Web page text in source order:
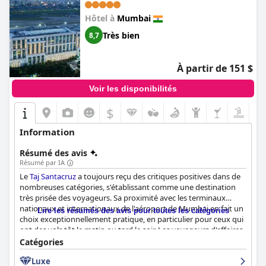
Hôtel à Mumbai
8,7 Très bien
À partir de 151 $
Voir les disponibilités
$
Information
Résumé des avis
Résumé par IA
LeTaj Santacruza toujours reçu des critiques positives dans de
nombreuses catégories, s'établissant comme une destination
très prisée des voyageurs. Sa proximité avec les terminaux
nationaux et internationaux de l'aéroport de Mumbai en fait un
choix exceptionnellement pratique, en particulier pour ceux qui
ont des vols tôt le matin ou tard le soir. Les voyageurs d'affaires
apprécient également sa connectivité directe avec les quartiers
d'affaires et les banlieues ouest de la ville. Les clients apprécient
fréquemment les vues splendides sur la piste de l'aéroport
Lire les résumés des avis pour toutes les catégories
Catégories
Luxe